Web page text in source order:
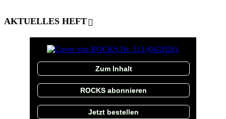
AKTUELLES HEFT
Zum Inhalt
ROCKS abonnieren
Jetzt bestellen